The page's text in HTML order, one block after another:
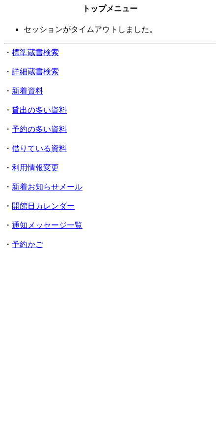
トップメニュー
セッションがタイムアウトしました。
・ 標準蔵書検索
・ 詳細蔵書検索
・ 新着資料
・ 貸出の多い資料
・ 予約の多い資料
・ 借りている資料
・ 利用情報変更
・ 新着お知らせメール
・ 開館日カレンダー
・ 通知メッセージ一覧
・ 予約かご